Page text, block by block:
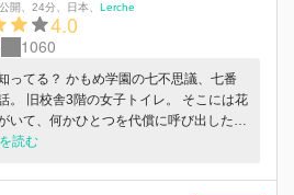
開 24分 日本 Lerche
4.0
1060
ってる？ かもめ学園の七不思議、七番
。 旧校舎3階の女子トイレ。 そこには花
いて、何かひとつを代償に呼び出した人
叶えてくれる。 呼び出し方はノックを3
すか？」 七不思議七番目『トイレの花
読む